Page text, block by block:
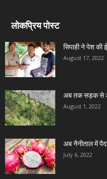
लोकप्रिय पोस्ट
सिपाही ने पेश की
August 17, 2022
अब तक सड़क से
August 1, 2022
अब नैनीताल में
July 6, 2022